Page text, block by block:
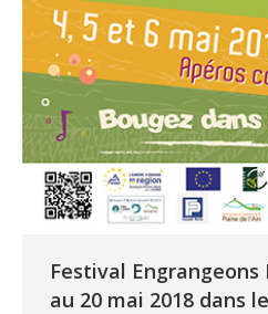
Festival Engrangeons
au 20 mai 2018 dans